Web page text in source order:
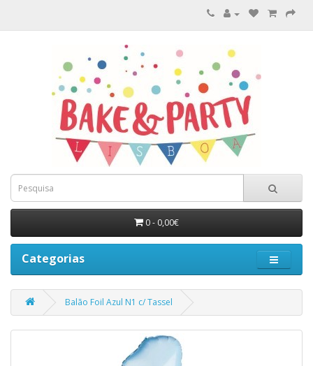
0 - 0,00€
Categorias
Balão Foil Azul N1 c/ Tassel